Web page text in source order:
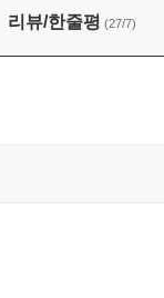
리뷰/한줄평 (27/7)